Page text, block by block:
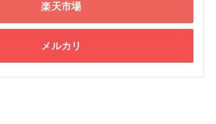
楽天市場
メルカリ